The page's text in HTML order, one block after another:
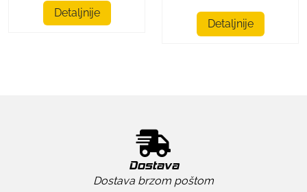
Detaljnije
Detaljnije
Dostava
Dostava brzom poštom